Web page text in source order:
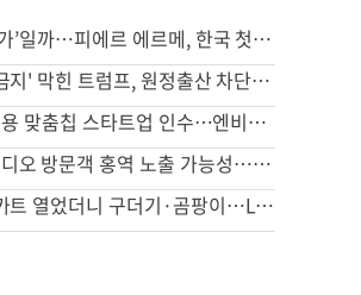
왜 ‘맛의 건축가’일까…피에르 에르메, 한국 첫 카페 열다 [쿠캉]
'출생시민권 금지' 막힌 트럼프, 원정출산 차단 행정명령 서명(종합)
AMD, AI 추론용 맞춤칩 스타트업 인수…엔비디아 추격 가속
유니버설스튜디오 방문객 홍역 노출 가능성…LA카운티 경고
항공기 식기 카트 열었더니 구더기·곰팡이…LAX 기내식 업체 논란